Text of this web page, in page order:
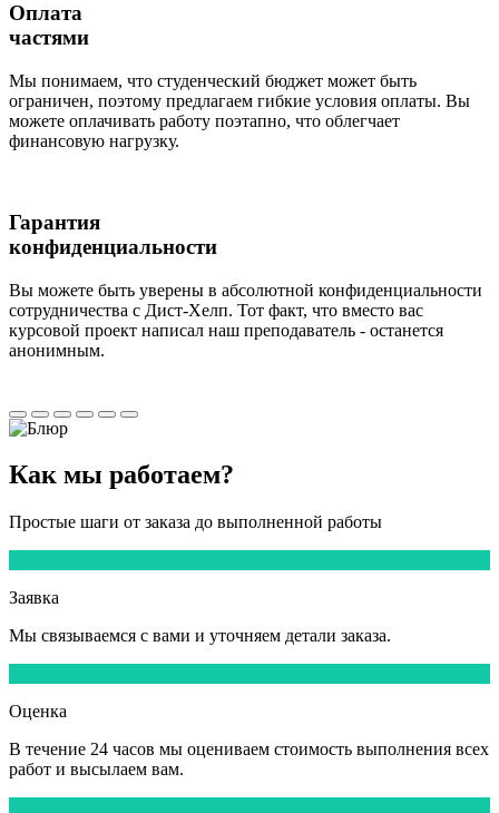
Оплата
частями
Мы понимаем, что студенческий бюджет может быть
ограничен, поэтому предлагаем гибкие условия оплаты. Вы
можете оплачивать работу поэтапно, что облегчает
финансовую нагрузку.
Гарантия
конфиденциальности
Вы можете быть уверены в абсолютной конфиденциальности
сотрудничества с Дист-Хелп. Тот факт, что вместо вас
курсовой проект написал наш преподаватель - останется
анонимным.
Как мы работаем?
Простые шаги от заказа до выполненной работы
Заявка
Мы связываемся с вами и уточняем детали заказа.
Оценка
В течение 24 часов мы оцениваем стоимость выполнения всех
работ и высылаем вам.